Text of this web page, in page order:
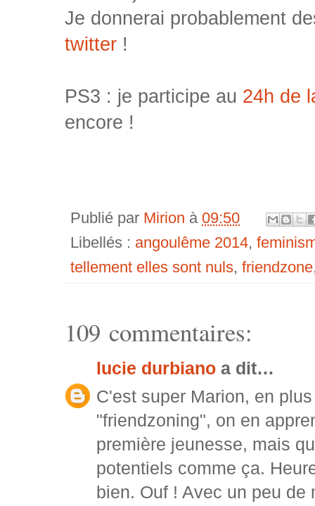
Je donnerai probablement
twitter !
PS3 : je participe au 24h de
encore !
Publié par Mirion à 09:50
Libellés : angoulême 2014,
tellement elles sont nuls, friendzone
109 commentaires:
lucie durbiano a dit…
C'est super Marion, en
"friendzoning", on en
première jeunesse, mais
potentiels comme ça.
bien. Ouf ! Avec un peu